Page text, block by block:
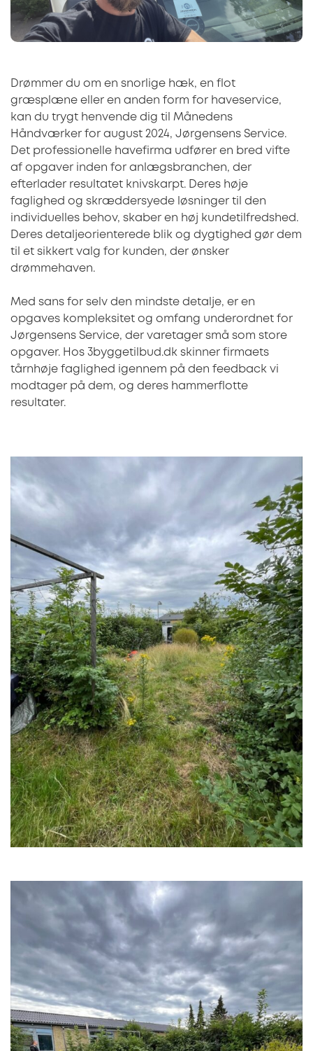
Drømmer du om en snorlige hæk, en flot
græsplæne eller en anden form for haveservice,
kan du trygt henvende dig til Månedens
Håndværker for august 2024, Jørgensens Service.
Det professionelle havefirma udfører en bred vifte
af opgaver inden for anlægsbranchen, der
efterlader resultatet knivskarpt. Deres høje
faglighed og skræddersyede løsninger til den
individuelles behov, skaber en høj kundetilfredshed.
Deres detaljeorienterede blik og dygtighed gør dem
til et sikkert valg for kunden, der ønsker
drømmehaven.
Med sans for selv den mindste detalje, er en
opgaves kompleksitet og omfang underordnet for
Jørgensens Service, der varetager små som store
opgaver. Hos 3byggetilbud.dk skinner firmaets
tårnhøje faglighed igennem på den feedback vi
modtager på dem, og deres hammerflotte
resultater.